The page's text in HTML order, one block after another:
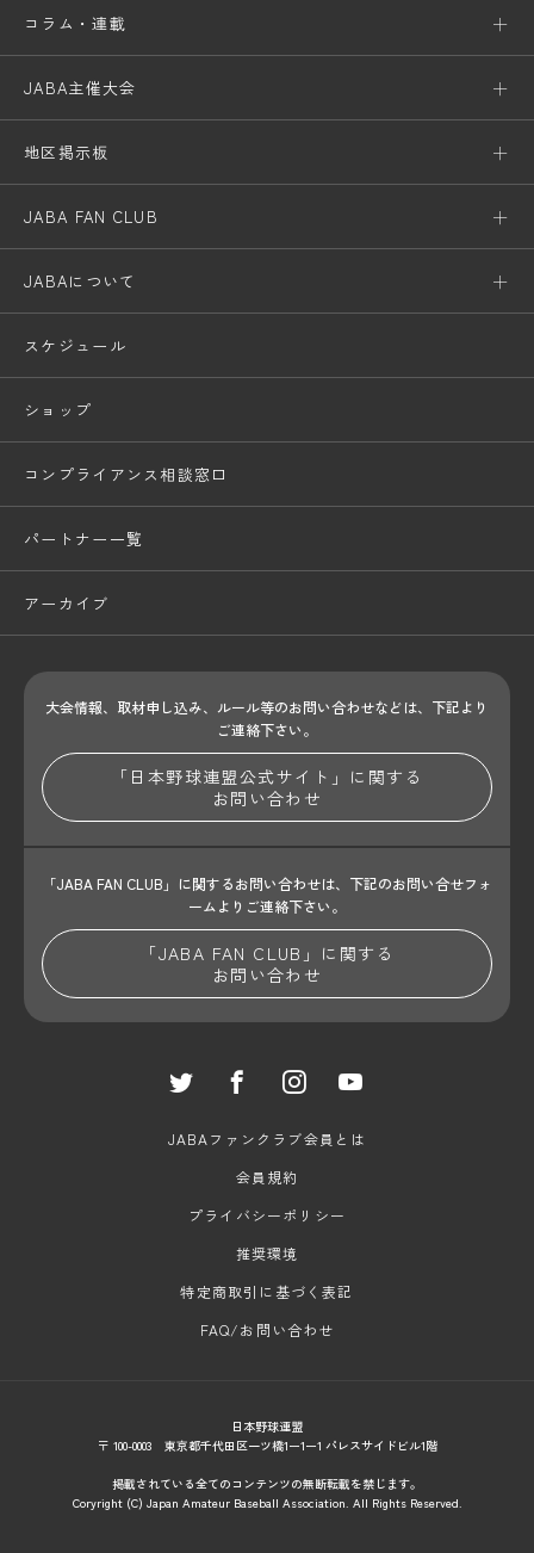
コラム・連載
JABA主催大会
地区掲示板
JABA FAN CLUB
JABAについて
スケジュール
ショップ
コンプライアンス相談窓口
パートナー一覧
アーカイブ
大会情報、取材申し込み、ルール等のお問い合わせなどは、下記より
ご連絡下さい。
「日本野球連盟公式サイト」に関する
お問い合わせ
「JABA FAN CLUB」に関するお問い合わせは、 下記のお問い合せフォ
ームよりご連絡下さい。
「JABA FAN CLUB」に関する
お問い合わせ
JABAファンクラブ会員とは
会員規約
プライバシーポリシー
推奨環境
特定商取引に基づく表記
FAQ/お問い合わせ
日本野球連盟
〒 100-0003 東京都千代田区一ツ橋1ー1ー1 パレスサイドビル1階
掲載されている全てのコンテンツの無断転載を禁じます。
Coryright (C) Japan Amateur Baseball Association. All Rights Reserved.